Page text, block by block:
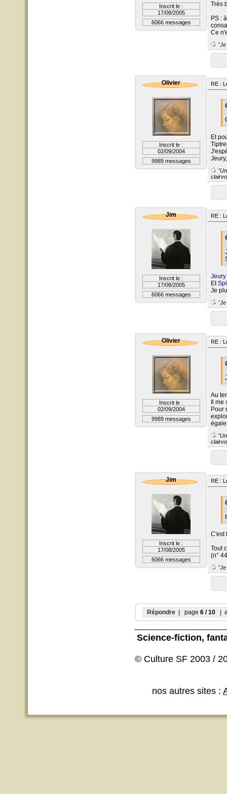
Inscrit le :
17/08/2005
6066 messages
Très
PS :
Ce
Olivier
Inscrit le :
02/09/2004
9989 messages
RE :
Et
Jim
Inscrit le :
17/08/2005
6066 messages
RE :
Jeury
Et
Je
Olivier
Inscrit le :
02/09/2004
9989 messages
RE :
Au
Il
Pour
Jim
Inscrit le :
17/08/2005
6066 messages
RE :
C'est
Tout
(n°
Répondre | page 6 / 10 |
Science-fiction,
© Culture SF 2003 /
nos autres sites :